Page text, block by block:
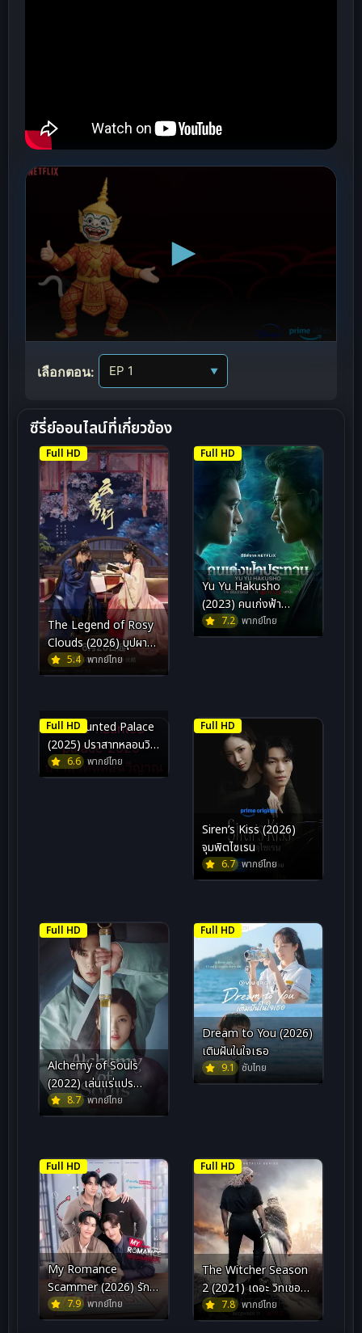
เลือกตอน: ▼
ซีรี่ย์ออนไลน์ที่เกี่ยวข้อง
Full HD
The Legend of Rosy
Clouds (2026) บุปผาคู่
บัลลังก์
5.4 พากย์ไทย
Full HD
Yu Yu Hakusho
(2023) คนเก่งฟ้า
ประทาน
7.2 พากย์ไทย
Full HD
The Haunted Palace
(2025) ปราสาทหลอนวิ
ญาณ6.6 พากย์ไทย
Full HD
Siren’s Kiss (2026)
จุมพิตไซเรน
6.7 พากย์ไทย
Full HD
Alchemy of Souls
(2022) เล่นแร่แปร
วิญญาณ
8.7 พากย์ไทย
Full HD
Dream to You (2026)
เติมฝันในใจเธอ
9.1 ซับไทย
Full HD
My Romance
Scammer (2026) รัก
จริง หลังแต่ง
7.9 พากย์ไทย
Full HD
The Witcher Season
2 (2021) เดอะ วิทเชอร์
นักล่าจอมอสูร ซีซัน 2
7.8 พากย์ไทย